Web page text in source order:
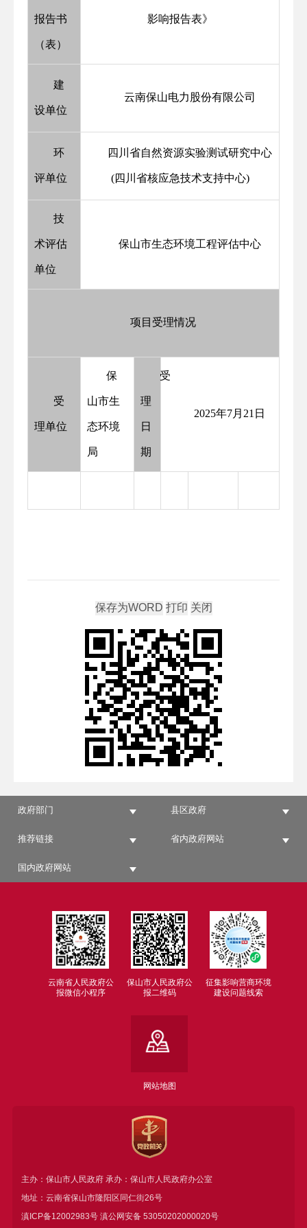
报告书
（表）
影响报告表》
建
设单位
云南保山电力股份有限公司
环
评单位
四川省自然资源实验测试研究中心
(四川省核应急技术支持中心)
技
术评估
单位
保山市生态环境工程评估中心
项目受理情况
受
理单位
保
山市生
态环境
局
受
理
日
期
2025年7月21日
政府部门 县区政府
推荐链接 省内政府网站
国内政府网站
云南省人民政府公
报微信小程序
保山市人民政府公
报二维码
征集影响营商环境
建设问题线索
网站地图
主办：保山市人民政府 承办：保山市人民政府办公室
地址：云南省保山市隆阳区同仁街26号
滇ICP备12002983号滇公网安备 53050202000020号